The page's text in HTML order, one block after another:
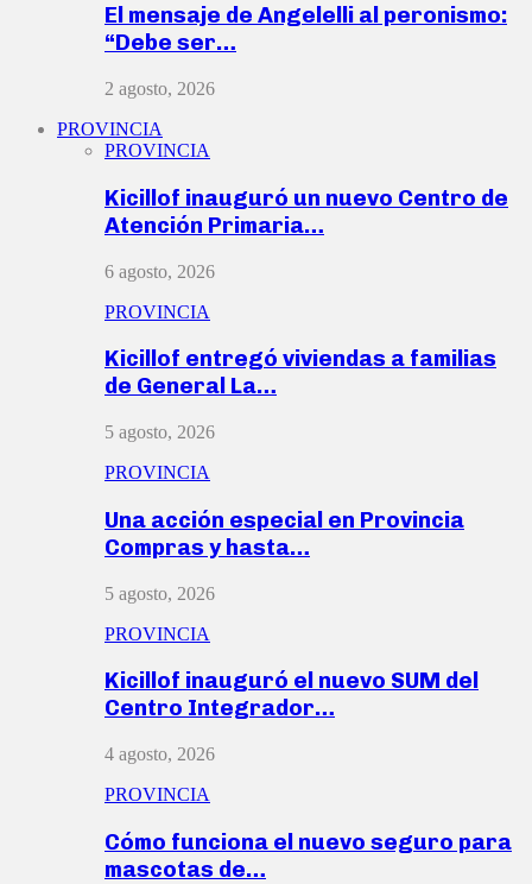
El mensaje de Angelelli al peronismo:
“Debe ser…
2 agosto, 2026
PROVINCIA
PROVINCIA
Kicillof inauguró un nuevo Centro de
Atención Primaria…
6 agosto, 2026
PROVINCIA
Kicillof entregó viviendas a familias
de General La…
5 agosto, 2026
PROVINCIA
Una acción especial en Provincia
Compras y hasta…
5 agosto, 2026
PROVINCIA
Kicillof inauguró el nuevo SUM del
Centro Integrador…
4 agosto, 2026
PROVINCIA
Cómo funciona el nuevo seguro para
mascotas de…